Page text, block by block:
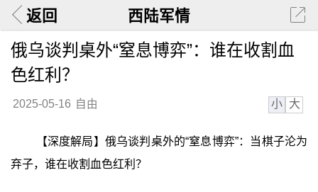
返回 西陆军情
俄乌谈判桌外“窒息博弈”：谁在收割血
色红利？
2025-05-16 自由 小 大
【深度解局】俄乌谈判桌外的“窒息博弈”：当棋子沦为
弃子，谁在收割血色红利？